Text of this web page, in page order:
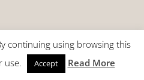
continuing using browsing this
use.
Accept Read More